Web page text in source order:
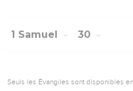
1 Samuel 30
Seuls les Évangiles sont disponibles